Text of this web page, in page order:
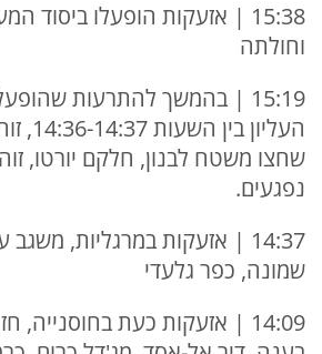
15:38 | אזעקות הופעלו ביסוד
וחולתה
15:19 | בהמשך להתרעות
שחצו משטח לבנון, חלקם יורטו,
נפגעים.
14:37 | אזעקות במרגליות,
שמונה, כפר גלעדי
14:09 | אזעקות כעת בחוסנייה,